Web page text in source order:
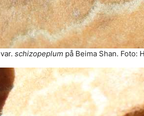
var. schizopeplum på Beima Shan. Foto: